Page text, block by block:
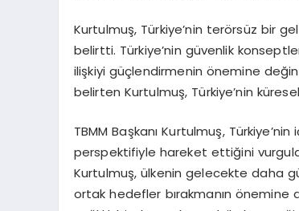
Kurtulmuş, Türkiye’nin terörsüz bir
belirtti. Türkiye’nin güvenlik
ilişkiyi güçlendirmenin önemine
belirten Kurtulmuş, Türkiye’nin
TBMM Başkanı Kurtulmuş,
perspektifiyle hareket ettiğini
Kurtulmuş, ülkenin gelecekte daha
ortak hedefler bırakmanın önemine